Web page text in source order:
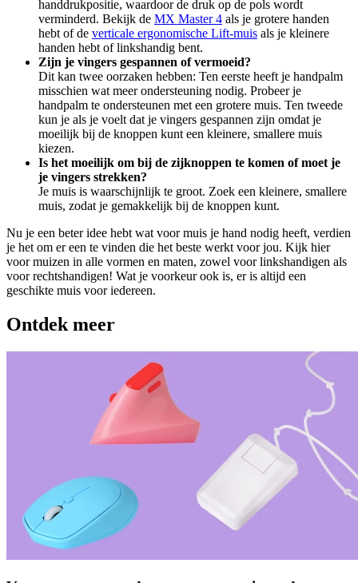
handdrukpositie, waardoor de druk op de pols wordt
verminderd. Bekijk de MX Master 4 als je grotere handen
hebt of de verticale ergonomische Lift-muis als je kleinere
handen hebt of linkshandig bent.
Zijn je vingers gespannen of vermoeid?
Dit kan twee oorzaken hebben: Ten eerste heeft je handpalm
misschien wat meer ondersteuning nodig. Probeer je
handpalm te ondersteunen met een grotere muis. Ten tweede
kun je als je voelt dat je vingers gespannen zijn omdat je
moeilijk bij de knoppen kunt een kleinere, smallere muis
kiezen.
Is het moeilijk om bij de zijknoppen te komen of moet je
je vingers strekken?
Je muis is waarschijnlijk te groot. Zoek een kleinere, smallere
muis, zodat je gemakkelijk bij de knoppen kunt.
Nu je een beter idee hebt wat voor muis je hand nodig heeft, verdien
je het om er een te vinden die het beste werkt voor jou. Kijk hier
voor muizen in alle vormen en maten, zowel voor linkshandigen als
voor rechtshandigen! Wat je voorkeur ook is, er is altijd een
geschikte muis voor iedereen.
Ontdek meer